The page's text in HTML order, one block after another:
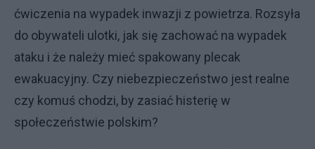
ćwiczenia na wypadek inwazji z powietrza. Rozsyła
do obywateli ulotki, jak się zachować na wypadek
ataku i że należy mieć spakowany plecak
ewakuacyjny. Czy niebezpieczeństwo jest realne
czy komuś chodzi, by zasiać histerię w
społeczeństwie polskim?